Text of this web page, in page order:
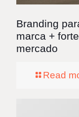
Branding
marca +
mercado
Read